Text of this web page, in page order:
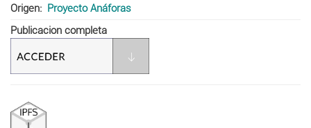
Origen
Proyecto Anáforas
Publicacion completa